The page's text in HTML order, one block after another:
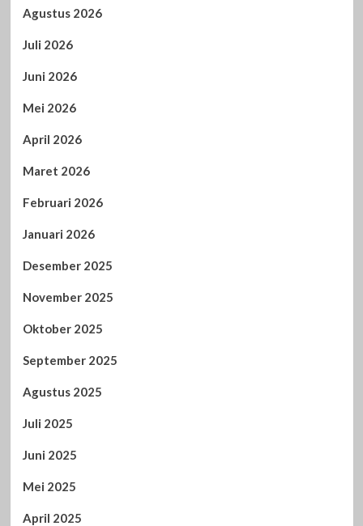
Agustus 2026
Juli 2026
Juni 2026
Mei 2026
April 2026
Maret 2026
Februari 2026
Januari 2026
Desember 2025
November 2025
Oktober 2025
September 2025
Agustus 2025
Juli 2025
Juni 2025
Mei 2025
April 2025